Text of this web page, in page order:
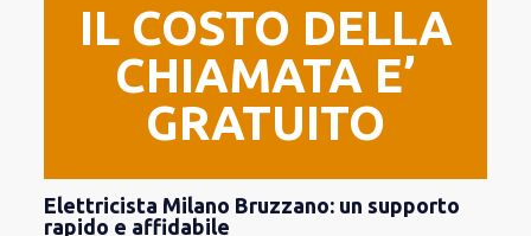
IL COSTO DELLA
CHIAMATA E’
GRATUITO
Elettricista Milano Bruzzano: un supporto
rapido e affidabile